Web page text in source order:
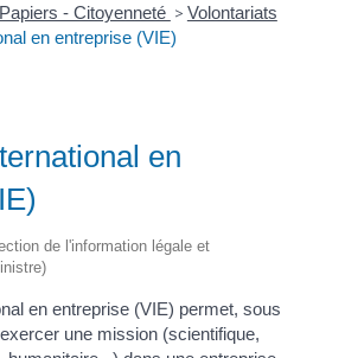
Papiers - Citoyenneté > Volontariats
en entreprise (VIE)
en
de l'information légale et
en entreprise (VIE) permet, sous
une mission (scientifique,